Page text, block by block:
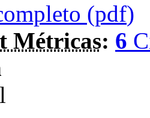
(pdf)
Métricas: 6